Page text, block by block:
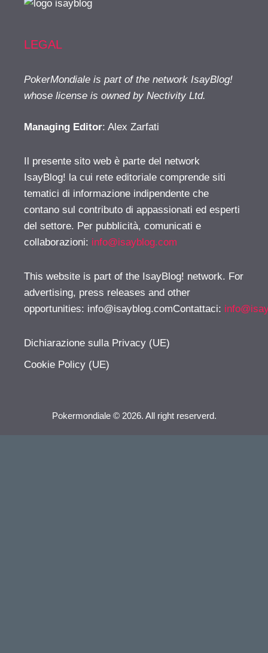
LEGAL
PokerMondiale is part of the network IsayBlog!
whose license is owned by Nectivity Ltd.
Managing Editor: Alex Zarfati
Il presente sito web è parte del network
IsayBlog! la cui rete editoriale comprende siti
tematici di informazione indipendente che
contano sul contributo di appassionati ed esperti
del settore. Per pubblicità, comunicati e
collaborazioni: info@isayblog.com
This website is part of the IsayBlog! network. For
advertising, press releases and other
opportunities: info@isayblog.comContattaci:
Dichiarazione sulla Privacy (UE)
Cookie Policy (UE)
Pokermondiale © 2026. All right reserverd.